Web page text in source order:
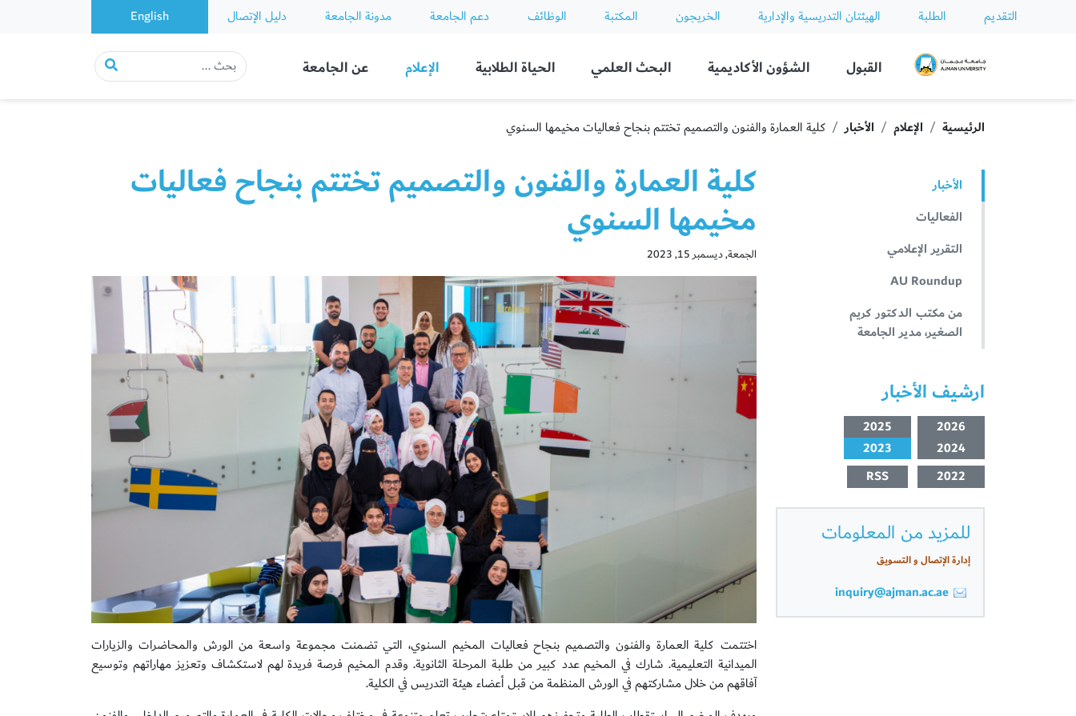
التقديم الطلبة الهيئتان التدريسية والإدارية الخريجون المكتبة الوظائف دعم الجامعة مدونة الجامعة دليل الإتصال English
Ajman University
القبول الشؤون الأكاديمية البحث العلمي الحياة الطلابية الإعلام عن الجامعة
الرئيسية الإعلام الأخبار كلية العمارة والفنون والتصميم تختتم بنجاح فعاليات مخيمها السنوي
الأخبار
الفعاليات
التقرير الإعلامي
AU Roundup
من مكتب الدكتور كريم
الصغير، مدير الجامعة
ارشيف الأخبار
2026
2025
2024
2023
2022
RSS
للمزيد من المعلومات
إدارة الإتصال و التسويق
inquiry@ajman.ac.ae
كلية العمارة والفنون والتصميم تختتم بنجاح فعاليات
مخيمها السنوي
الجمعة, ديسمبر 15, 2023
اختتمت كلية العمارة والفنون والتصميم بنجاح فعاليات المخيم السنوي، التي تضمنت مجموعة واسعة من الورش والمحاضرات والزيارات
الميدانية التعليمية. شارك في المخيم عدد كبير من طلبة المرحلة الثانوية. وقدم المخيم فرصة فريدة لهم لاستكشاف وتعزيز مهاراتهم وتوسيع
آفاقهم من خلال مشاركتهم في الورش المنظمة من قبل أعضاء هيئة التدريس في الكلية.